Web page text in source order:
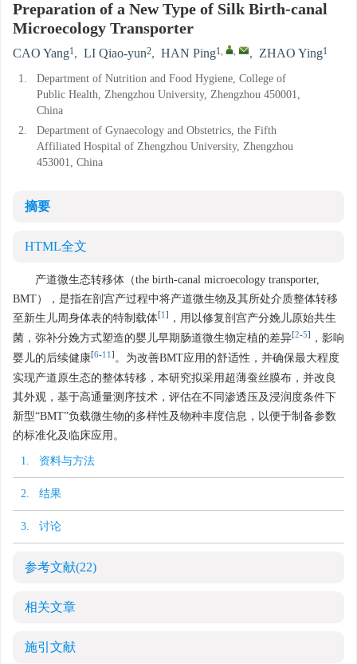
Preparation of a New Type of Silk Birth-canal
Microecology Transporter
CAO Yang1, LI Qiao-yun2, HAN Ping1, , , ZHAO Ying1
1.
Department of Nutrition and Food Hygiene, College of
Public Health, Zhengzhou University, Zhengzhou 450001,
China
2.
Department of Gynaecology and Obstetrics, the Fifth
Affiliated Hospital of Zhengzhou University, Zhengzhou
453001, China
摘要
HTML全文
产道微生态转移体（the birth-canal microecology transporter,
BMT），是指在剖宫产过程中将产道微生物及其所处介质整体转移
至新生儿周身体表的特制载体[1]
，用以修复剖宫产分娩儿原始共生
菌，弥补分娩方式塑造的婴儿早期肠道微生物定植的差异[2-5]
，影响
婴儿的后续健康[6-11] 。为改善BMT应用的舒适性，并确保最大程度
实现产道原生态的整体转移，本研究拟采用超薄蚕丝膜布，并改良
其外观，基于高通量测序技术，评估在不同渗透压及浸润度条件下
新型“BMT”负载微生物的多样性及物种丰度信息，以便于制备参数
的标准化及临床应用。
1. 资料与方法
2. 结果
3. 讨论
参考文献(22)
相关文章
施引文献